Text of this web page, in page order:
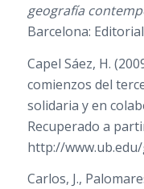
geografía
Barcelona:
Capel Sáez, H.
comienzos del
solidaria y en
Recuperado a
http://
Carlos, J.,